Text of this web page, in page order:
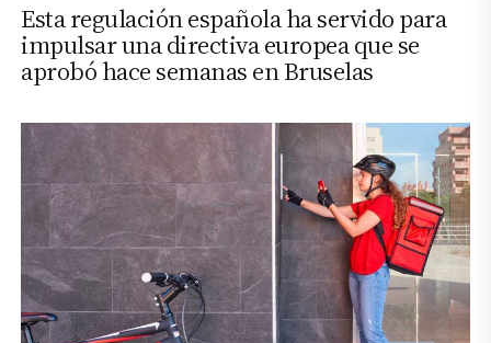
Esta regulación española ha servido para
impulsar una directiva europea que se
aprobó hace semanas en Bruselas